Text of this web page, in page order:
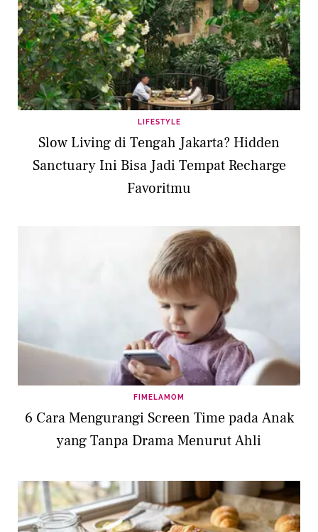
LIFESTYLE
Slow Living di Tengah Jakarta? Hidden
Sanctuary Ini Bisa Jadi Tempat Recharge
Favoritmu
FIMELAMOM
6 Cara Mengurangi Screen Time pada Anak
yang Tanpa Drama Menurut Ahli